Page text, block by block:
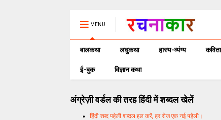
MENU
बालकथा लघुकथा हास्य-व्यंग्य कविता
ई-बुक विज्ञान कथा
अंग्रेज़ी वर्डल की तरह हिंदी में शब्दल खेलें
हिंदी शब्द पहेली शब्दल हल करें, हर रोज एक नई पहेली।